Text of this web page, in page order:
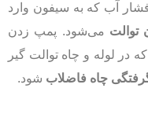
آب که به سیفون وارد
توالت می‌شود. پمپ زدن
در لوله و چاه توالت گیر
چاه فاضلاب شود.